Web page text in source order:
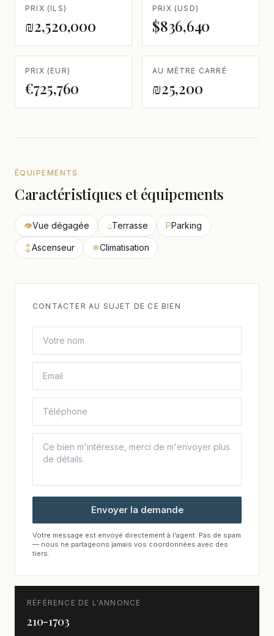
PRIX (ILS)
₪2,520,000
PRIX (USD)
$836,640
PRIX (EUR)
€725,760
AU MÈTRE CARRÉ
₪25,200
ÉQUIPEMENTS
Caractéristiques et équipements
👁Vue dégagée ⌂Terrasse PParking
↕Ascenseur ❄Climatisation
CONTACTER AU SUJET DE CE BIEN
Envoyer la demande
Votre message est envoyé directement à l'agent. Pas de spam
— nous ne partageons jamais vos coordonnées avec des
tiers.
RÉFÉRENCE DE L'ANNONCE
210-1703